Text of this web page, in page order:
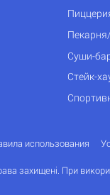
Суши-
Стейк-
использования
захищені. При